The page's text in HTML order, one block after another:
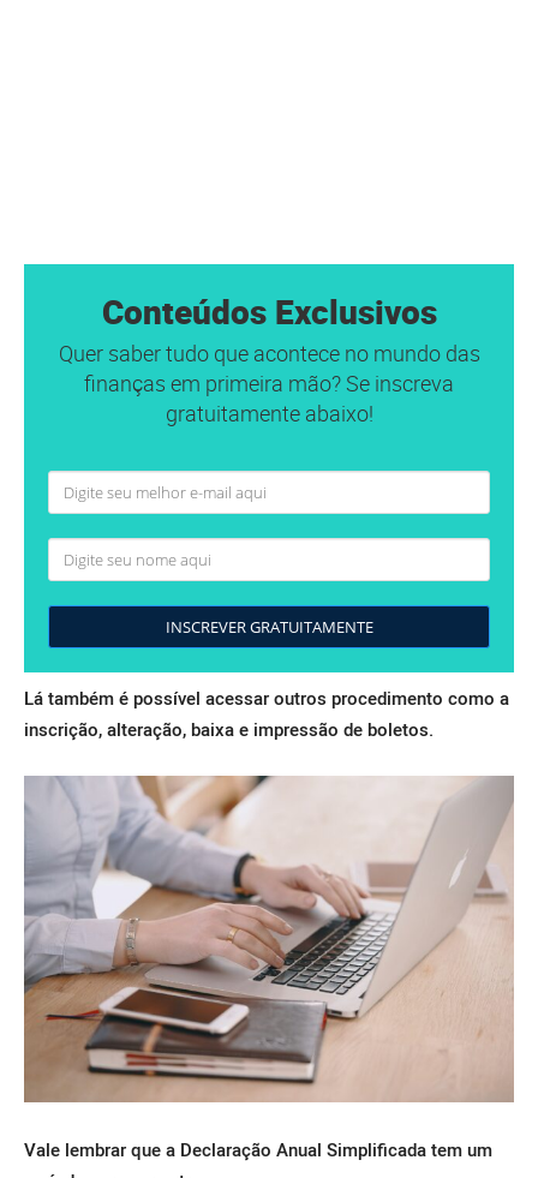
Conteúdos Exclusivos
Quer saber tudo que acontece no mundo das
finanças em primeira mão? Se inscreva
gratuitamente abaixo!
INSCREVER GRATUITAMENTE
Lá também é possível acessar outros procedimento como a
inscrição, alteração, baixa e impressão de boletos.
Vale lembrar que a Declaração Anual Simplificada tem um